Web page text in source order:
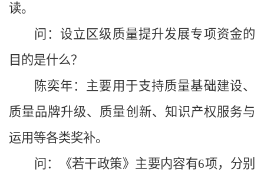
读。
问：设立区级质量提升发展专项资金的
目的是什么？
陈奕年： 主要用于支持质量基础建设、
质量品牌升级、质量创新、知识产权服务与
运用等各类奖补。
问：《若干政策》主要内容有6项，分别